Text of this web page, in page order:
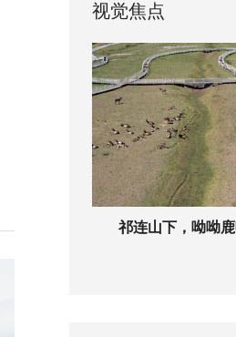
视觉焦点
祁连山下，呦呦